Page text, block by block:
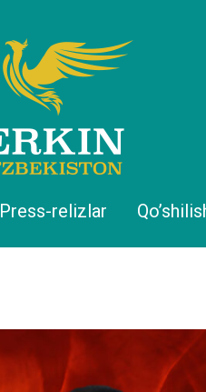
Press-relizlar